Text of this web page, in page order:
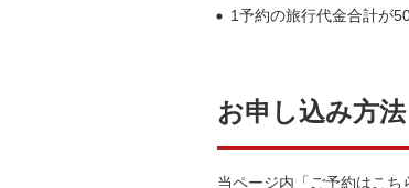
1予約の旅行代金合計が
お申し込み方法
当ページ内「ご予約はこ